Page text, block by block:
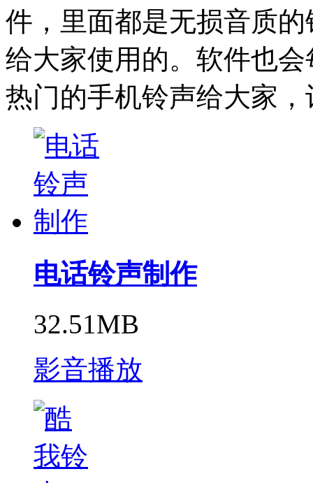
件，里面都是无损音质
给大家使用的。软件也
热门的手机铃声给大家
电话铃声制作
32.51MB
影音播放